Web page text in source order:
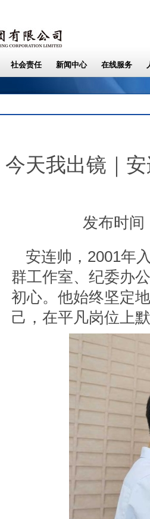
今天我出镜｜
发布时间
安连帅，2001年
群工作室、纪委办
初心。他始终坚定
己，在平凡岗位上